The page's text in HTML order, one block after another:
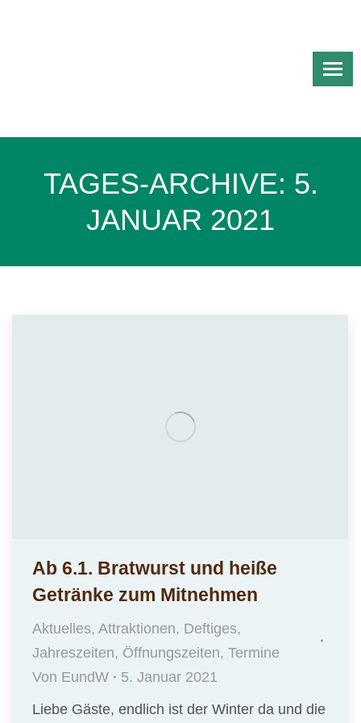
TAGES-ARCHIVE: 5.
JANUAR 2021
Ab 6.1. Bratwurst und heiße
Getränke zum Mitnehmen
Aktuelles, Attraktionen, Deftiges,
Jahreszeiten, Öffnungszeiten, Termine
Von EundW
5. Januar 2021
Liebe Gäste, endlich ist der Winter da und die